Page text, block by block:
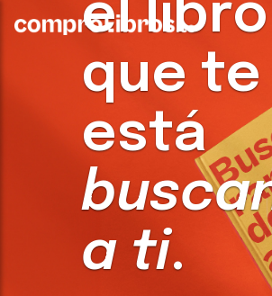
el libro
que te
está
a ti.